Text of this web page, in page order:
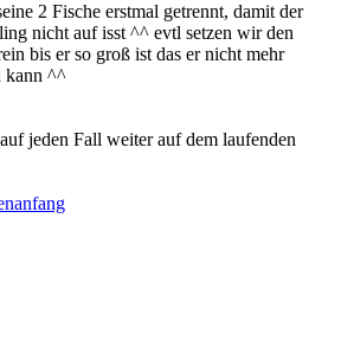
2 Fische erstmal getrennt, damit der
nicht auf isst ^^ evtl setzen wir den
bis er so groß ist das er nicht mehr
kann ^^
jeden Fall weiter auf dem laufenden